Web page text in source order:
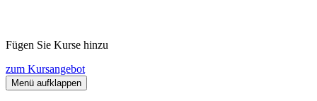
Fügen Sie Kurse hinzu
zum Kursangebot
Menü aufklappen